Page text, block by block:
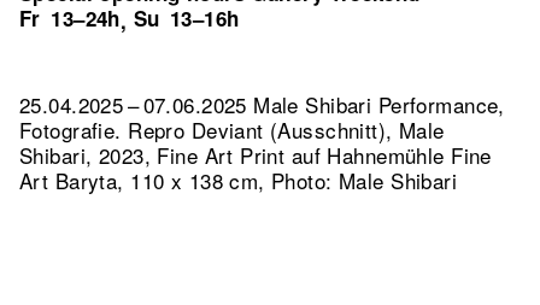
Fr 13–24h, Su 13–16h
25.04.2025 – 07.06.2025 Male Shibari Performance,
Fotografie. Repro Deviant (Ausschnitt), Male
Shibari, 2023, Fine Art Print auf Hahnemühle Fine
Art Baryta, 110 x 138 cm, Photo: Male Shibari